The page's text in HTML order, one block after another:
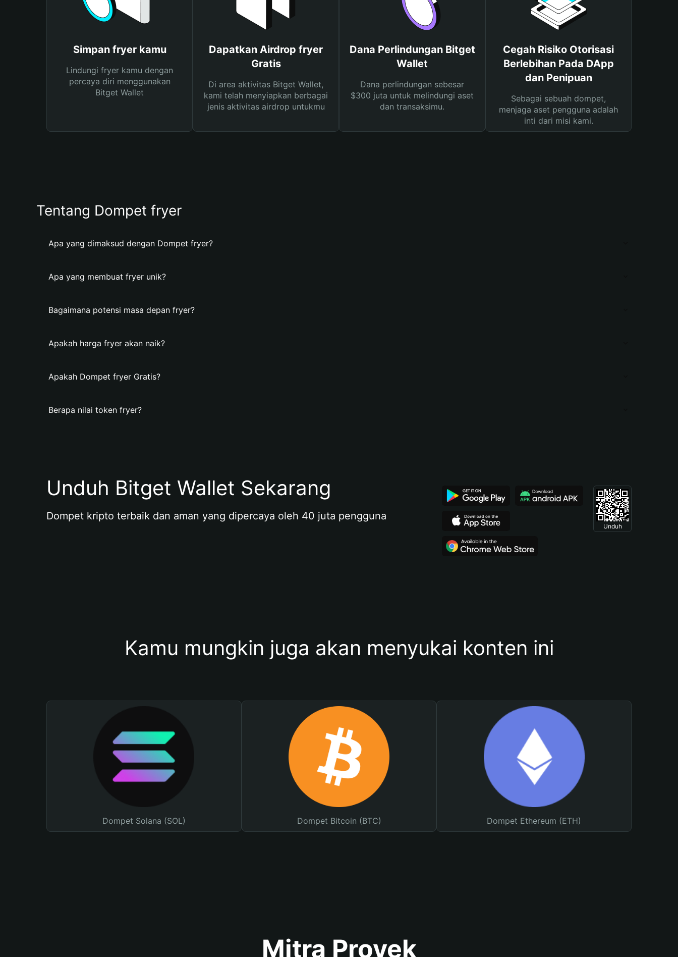
Simpan fryer kamu
Lindungi fryer kamu dengan
percaya diri menggunakan
Bitget Wallet
Dapatkan Airdrop fryer
Gratis
Di area aktivitas Bitget Wallet,
kami telah menyiapkan berbagai
jenis aktivitas airdrop untukmu
Dana Perlindungan Bitget
Wallet
Dana perlindungan sebesar
$300 juta untuk melindungi aset
dan transaksimu.
Cegah Risiko Otorisasi
Berlebihan Pada DApp
dan Penipuan
Sebagai sebuah dompet,
menjaga aset pengguna adalah
inti dari misi kami.
Tentang Dompet fryer
Apa yang dimaksud dengan Dompet fryer?
Apa yang membuat fryer unik?
Bagaimana potensi masa depan fryer?
Apakah harga fryer akan naik?
Apakah Dompet fryer Gratis?
Berapa nilai token fryer?
Unduh Bitget Wallet Sekarang
Dompet kripto terbaik dan aman yang dipercaya oleh 40 juta pengguna
Unduh
Kamu mungkin juga akan menyukai konten ini
Dompet Solana (SOL) Dompet Bitcoin (BTC) Dompet Ethereum (ETH)
Mitra Proyek